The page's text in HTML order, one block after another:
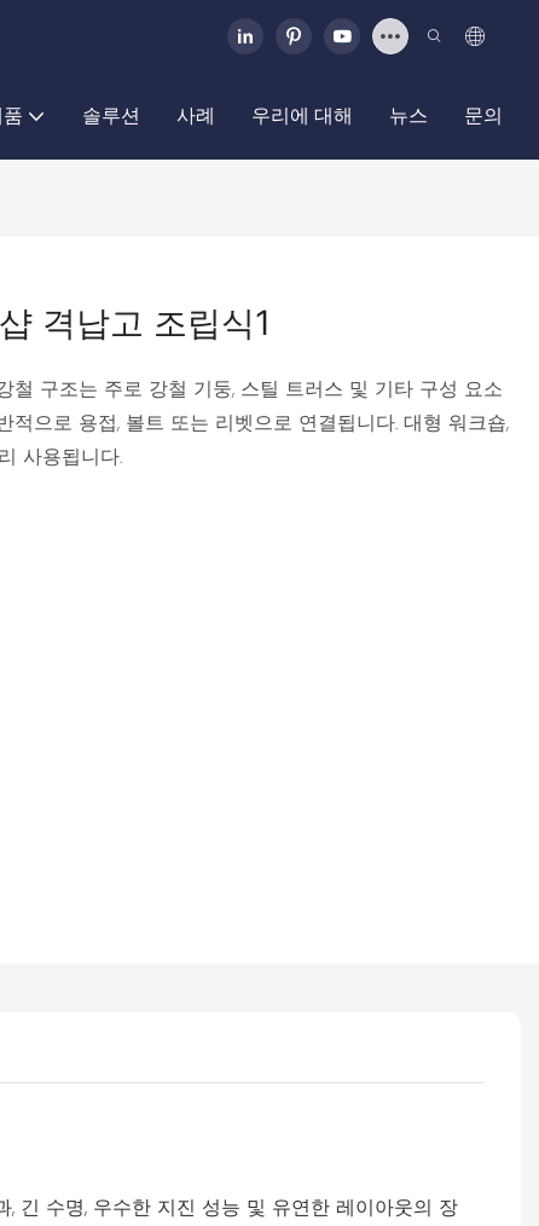
솔루션 사례 우리에 대해 뉴스 문의
격납고 조립식1
철 구조는 주로 강철 기둥, 스틸 트러스 및 기타 구성 요소
으로 용접, 볼트 또는 리벳으로 연결됩니다. 대형 워크숍,
사용됩니다.
긴 수명, 우수한 지진 성능 및 유연한 레이아웃의 장